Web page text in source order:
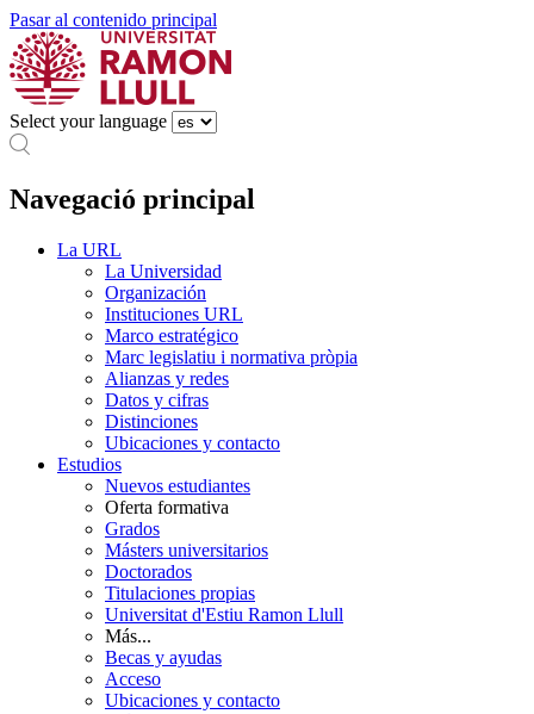
Pasar al contenido principal
Select your language
Navegació principal
La URL
La Universidad
Organización
Instituciones URL
Marco estratégico
Marc legislatiu i normativa pròpia
Alianzas y redes
Datos y cifras
Distinciones
Ubicaciones y contacto
Estudios
Nuevos estudiantes
Oferta formativa
Grados
Másters universitarios
Doctorados
Titulaciones propias
Universitat d'Estiu Ramon Llull
Más...
Becas y ayudas
Acceso
Ubicaciones y contacto